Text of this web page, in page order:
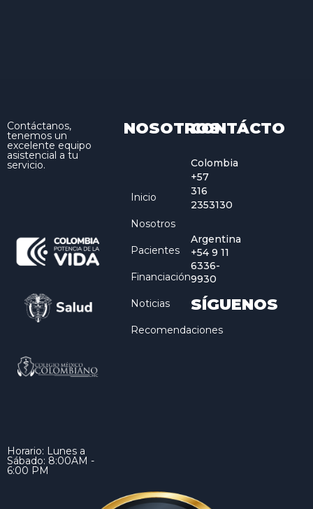
Contáctanos,
tenemos un
excelente equipo
asistencial a tu
servicio.
Horario: Lunes a
Sábado: 8:00AM -
6:00 PM
NOSOTROS
Inicio
Nosotros
Pacientes
Financiación
Noticias
Recomendaciones
CONTÁCTO
Colombia
+57
316
2353130
Argentina
+54 9 11
6336-
9930
SÍGUENOS